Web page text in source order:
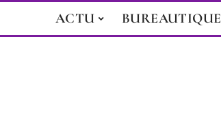
ACTU BUREAUTIQUE